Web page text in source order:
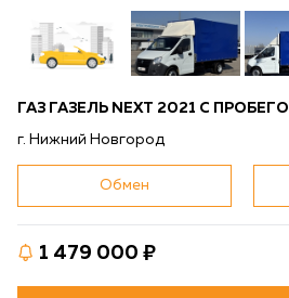
ГАЗ ГАЗЕЛЬ NEXT 2021 С
г. Нижний Новгород
Обмен
1 479 000